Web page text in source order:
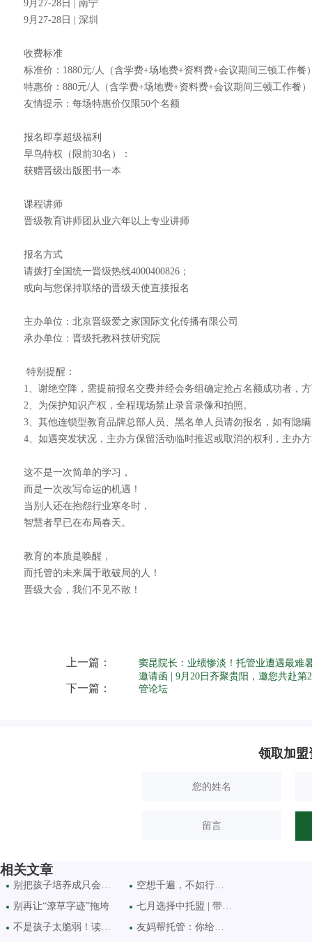
9月27-28日 | 南宁
9月27-28日 | 深圳
收费标准
标准价：1880元/人（含学费+场地费+资料费+会议期间三顿工作
特惠价：880元/人（含学费+场地费+资料费+会议期间三顿工作餐
友情提示：每场特惠价仅限50个名额
报名即享超级福利
早鸟特权（限前30名）：
获赠晋级出版图书一本
课程讲师
晋级教育讲师团从业六年以上专业讲师
报名方式
请拨打全国统一晋级热线4000400826；
或向与您保持联络的晋级天使直接报名
主办单位：北京晋级爱之家国际文化传播有限公司
承办单位：晋级托教科技研究院
特别提醒：
1、谢绝空降，需提前报名交费并经会务组确定抢占名额成功者，
2、为保护知识产权，全程现场禁止录音录像和拍照。
3、其他连锁型教育品牌总部人员、黑名单人员请勿报名，如有隐
4、如遇突发状况，主办方保留活动临时推迟或取消的权利，主办
这不是一次简单的学习，
而是一次改写命运的机遇！
当别人还在抱怨行业寒冬时，
智慧者早已在布局春天。
教育的本质是唤醒，
而托管的未来属于敢破局的人！
晋级大会，我们不见不散！
上一篇： 窦昆院长：业绩惨淡！托管业遭遇最难
下一篇：
邀请函 | 9月20日齐聚贵阳，邀您共赴第
管论坛
领取加盟
相关文章
别把孩子培养成只会刷题
别再让“潦草字迹”拖垮
不是孩子太脆弱！读懂当
空想千遍，不如行动一次
七月选择中托盟 | 带你一
友妈帮托管：你给孩子的